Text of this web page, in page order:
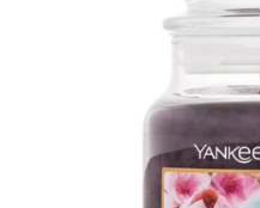
hvězdiček.